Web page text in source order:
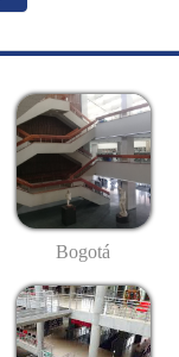
Bogotá